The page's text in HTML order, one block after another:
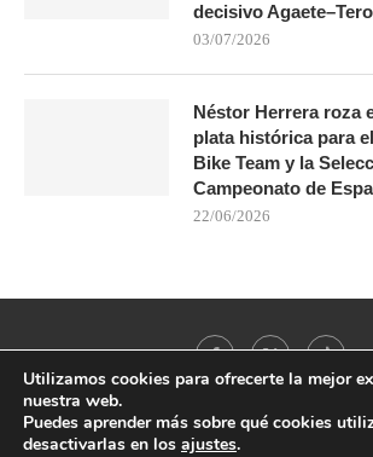
decisivo
03/07/2026
Néstor Herrera roza
plata histórica para
Bike Team y la
Campeonato de
22/06/2026
@2021 - All Right Reserved. Designed and
Utilizamos cookies para ofrecerte la mejor
nuestra web.
Puedes aprender más sobre qué cookies
desactivarlas en los ajustes.